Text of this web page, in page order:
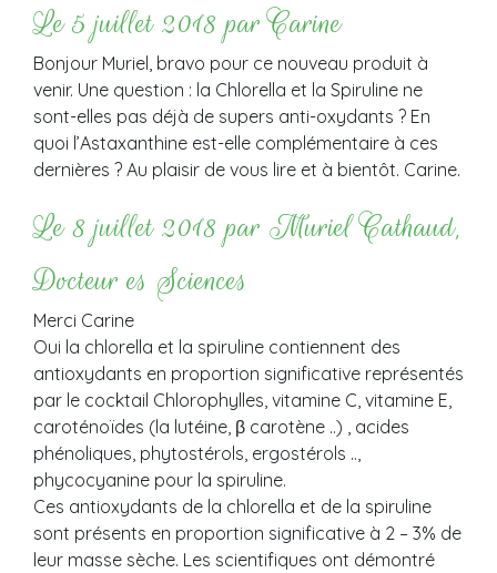
Le 5 juillet 2018 par Carine
Bonjour Muriel, bravo pour ce nouveau produit à
venir. Une question : la Chlorella et la Spiruline ne
sont-elles pas déjà de supers anti-oxydants ? En
quoi l’Astaxanthine est-elle complémentaire à ces
dernières ? Au plaisir de vous lire et à bientôt. Carine.
Le 8 juillet 2018 par Muriel Cathaud,
Docteur es Sciences
Merci Carine
Oui la chlorella et la spiruline contiennent des
antioxydants en proportion significative représentés
par le cocktail Chlorophylles, vitamine C, vitamine E,
caroténoïdes (la lutéine, β carotène ..) , acides
phénoliques, phytostérols, ergostérols ..,
phycocyanine pour la spiruline.
Ces antioxydants de la chlorella et de la spiruline
sont présents en proportion significative à 2 – 3% de
leur masse sèche. Les scientifiques ont démontré